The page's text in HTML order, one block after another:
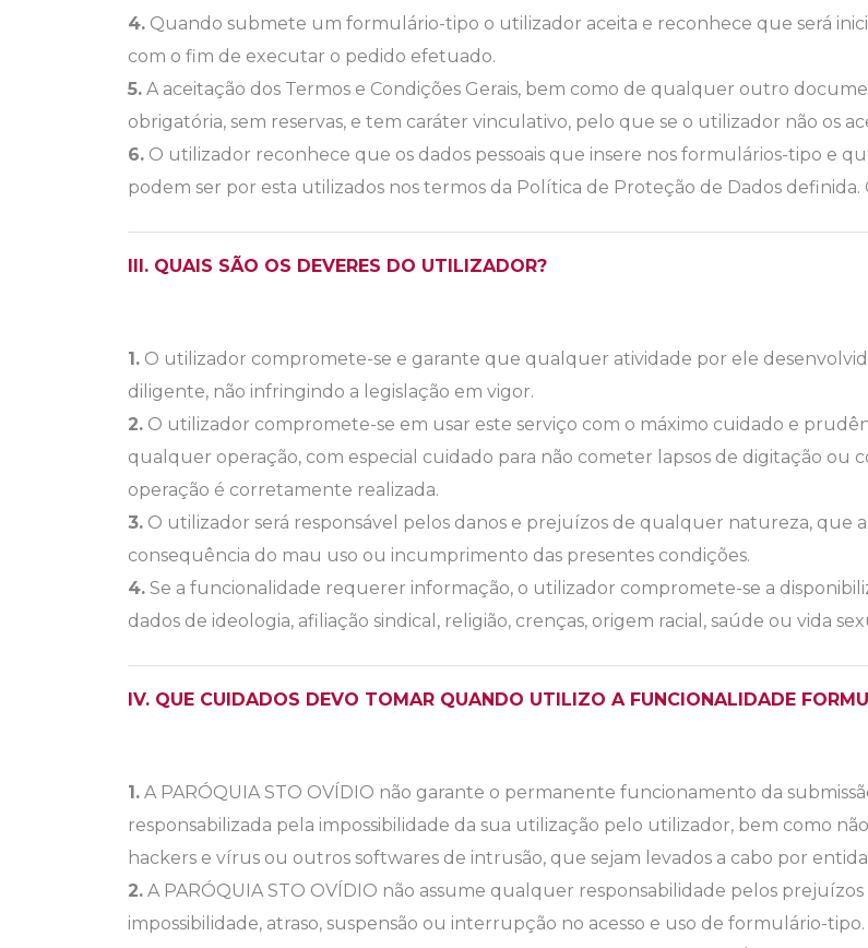
4. Quando submete um formulário-tipo o utilizador aceita e reconhece que será
com o fim de executar o pedido efetuado.
5. A aceitação dos Termos e Condições Gerais, bem como de qualquer outro
obrigatória, sem reservas, e tem caráter vinculativo, pelo que se o utilizador não os
6. O utilizador reconhece que os dados pessoais que insere nos formulários-tipo e
podem ser por esta utilizados nos termos da Política de Proteção de Dados definida.
III. QUAIS SÃO OS DEVERES DO UTILIZADOR?
1. O utilizador compromete-se e garante que qualquer atividade por ele
diligente, não infringindo a legislação em vigor.
2. O utilizador compromete-se em usar este serviço com o máximo cuidado e
qualquer operação, com especial cuidado para não cometer lapsos de digitação ou
operação é corretamente realizada.
3. O utilizador será responsável pelos danos e prejuízos de qualquer natureza, que a
consequência do mau uso ou incumprimento das presentes condições.
4. Se a funcionalidade requerer informação, o utilizador compromete-se a
dados de ideologia, afiliação sindical, religião, crenças, origem racial, saúde ou vida
IV. QUE CUIDADOS DEVO TOMAR QUANDO UTILIZO A FUNCIONALIDADE
1. A PARÓQUIA STO OVÍDIO não garante o permanente funcionamento da
responsabilizada pela impossibilidade da sua utilização pelo utilizador, bem como
hackers e vírus ou outros softwares de intrusão, que sejam levados a cabo por
2. A PARÓQUIA STO OVÍDIO não assume qualquer responsabilidade pelos
impossibilidade, atraso, suspensão ou interrupção no acesso e uso de formulário-tipo.